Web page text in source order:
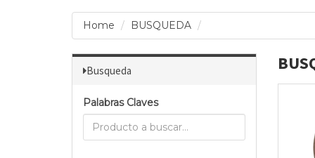
Home BUSQUEDA
Busqueda
Palabras Claves